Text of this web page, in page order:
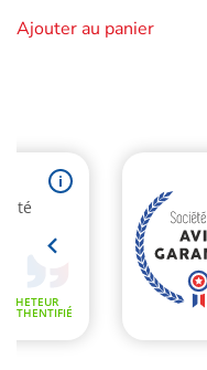
Ajouter au panier